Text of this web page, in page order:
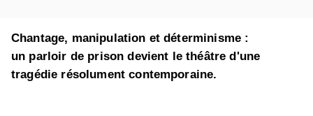
Chantage, manipulation et déterminisme :
un parloir de prison devient le théâtre d'une
tragédie résolument contemporaine.